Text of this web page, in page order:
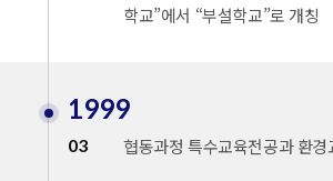
학교”에서 “부설학교”로 개칭
1999
03 협동과정 특수교육전공과 환경